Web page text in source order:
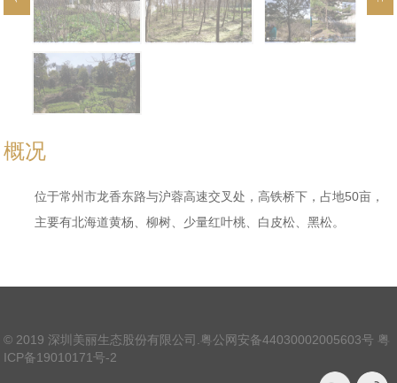
概况
位于常州市龙香东路与沪蓉高速交叉处，高铁桥下，占地50亩，
主要有北海道黄杨、柳树、少量红叶桃、白皮松、黑松。
© 2019 深圳美丽生态股份有限公司. 粤公网安备44030002005603号 粤
ICP备19010171号-2